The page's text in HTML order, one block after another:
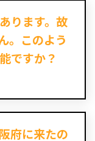
ります。故
。このよう
ですか？
府に来たの